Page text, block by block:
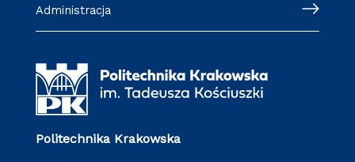
Administracja
Politechnika Krakowska